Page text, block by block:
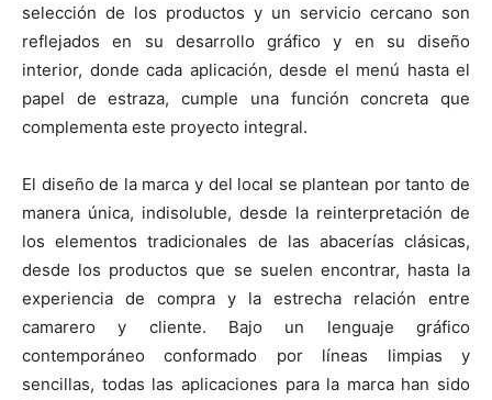
selección de los productos y un servicio cercano son
reflejados en su desarrollo gráfico y en su diseño
interior, donde cada aplicación, desde el menú hasta el
papel de estraza, cumple una función concreta que
complementa este proyecto integral.
El diseño de la marca y del local se plantean por tanto de
manera única, indisoluble, desde la reinterpretación de
los elementos tradicionales de las abacerías clásicas,
desde los productos que se suelen encontrar, hasta la
experiencia de compra y la estrecha relación entre
camarero y cliente. Bajo un lenguaje gráfico
contemporáneo conformado por líneas limpias y
sencillas, todas las aplicaciones para la marca han sido